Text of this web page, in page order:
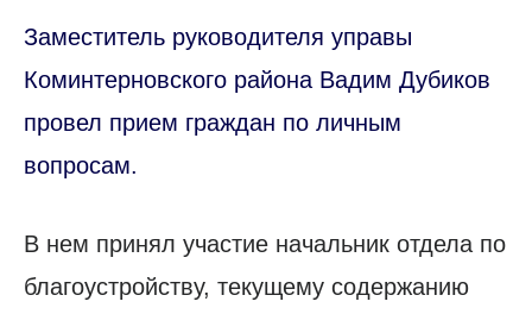
Заместитель руководителя управы
Коминтерновского района Вадим Дубиков
провел прием граждан по личным
вопросам.
В нем принял участие начальник отдела по
благоустройству, текущему содержанию